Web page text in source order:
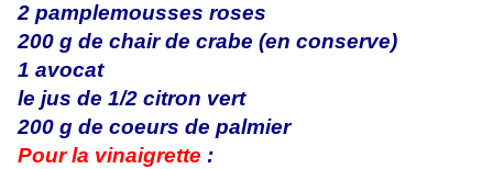
2 pamplemousses roses
200 g de chair de crabe (en conserve)
1 avocat
le jus de 1/2 citron vert
200 g de coeurs de palmier
Pour la vinaigrette :